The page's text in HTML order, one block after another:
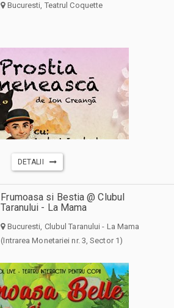
Bucuresti, Teatrul Coquette
DETALII
Frumoasa si Bestia @ Clubul
Taranului - La Mama
Bucuresti, Clubul Taranului - La Mama
(Intrarea Monetariei nr. 3, Sector 1)